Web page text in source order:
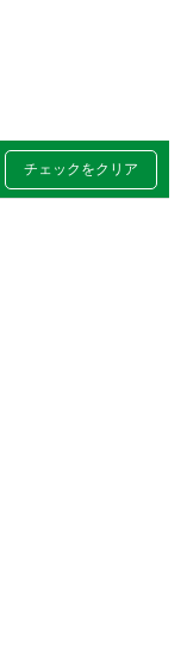
チェックをクリア